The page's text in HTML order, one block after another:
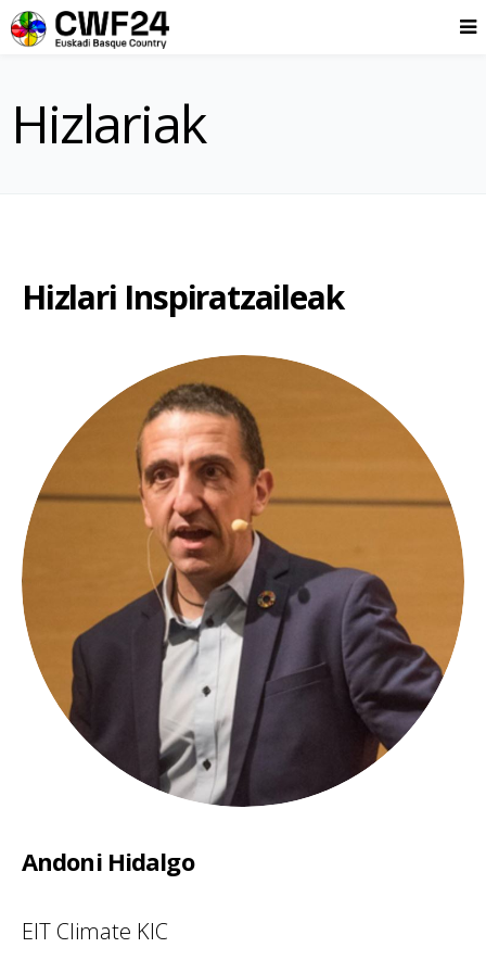
Hizlariak
Hizlari Inspiratzaileak
Andoni Hidalgo
EIT Climate KIC